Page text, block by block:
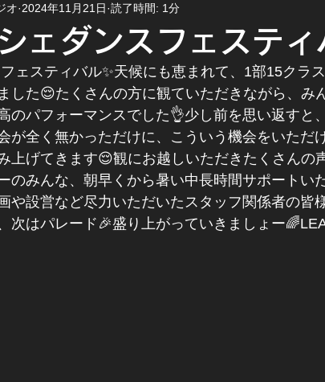
ェダンスフェスティ
オ 2024年11月21日 読了時間: 1分
ェスティバル✨天候にも恵まれて、1部15クラ
した😌たくさんの方に観ていただきながら、み
のパフォーマンスでした👌少し前を思い返すと
が全く無かっただけに、こういう機会をいただ
上げてきます😌観にお越しいただきたくさんの
のみんな、朝早くから暑い中長時間サポートい
や設営など尽力いただいたスタッフ関係者の皆
次はパレード🎉盛り上がっていきましょー